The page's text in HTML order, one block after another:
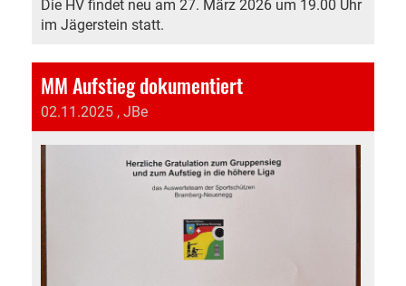
Die HV findet neu am 27. März 2026 um 19.00 Uhr
im Jägerstein statt.
MM Aufstieg dokumentiert
02.11.2025 , JBe